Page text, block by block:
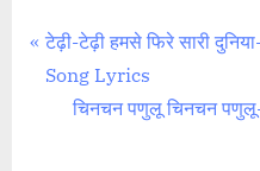
Post
navigation
P
r
टेढ़ी-टेढ़ी हमसे फिरे सारी
Song Lyrics
N
चिनचन पणुलू चिनचन